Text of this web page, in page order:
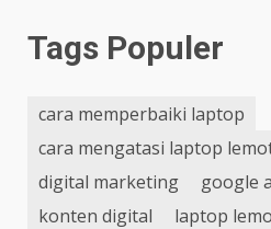
Tags Populer
cara memperbaiki laptop
cara mengatasi laptop
digital marketing
google
konten digital
laptop